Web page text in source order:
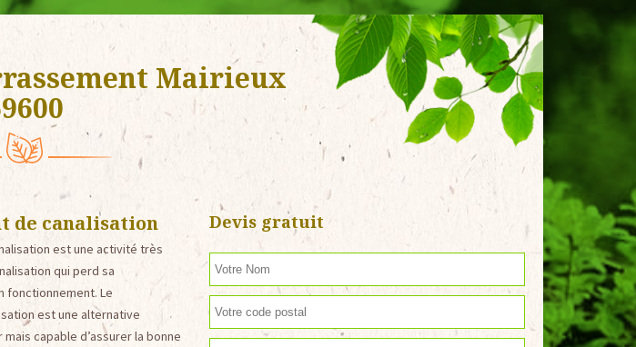
Mairieux
de canalisation
est une activité très
qui perd sa
fonctionnement. Le
est une alternative
capable d’assurer la bonne
Devis gratuit